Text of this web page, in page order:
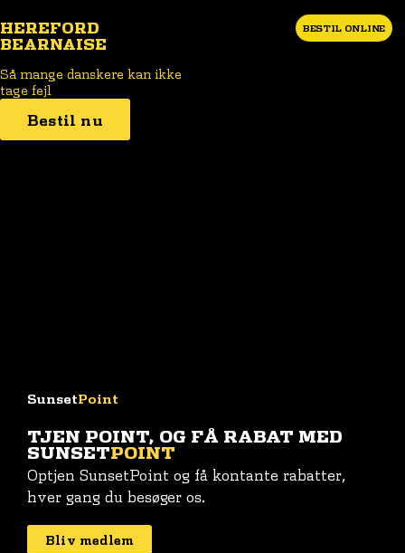
HEREFORD
BEARNAISE
Så mange danskere kan ikke
tage fejl
Bestil nu
SunsetPoint
TJEN POINT, OG FÅ RABAT MED
SUNSETPOINT
Optjen SunsetPoint og få kontante rabatter,
hver gang du besøger os.
Bliv medlem
BESTIL ONLINE